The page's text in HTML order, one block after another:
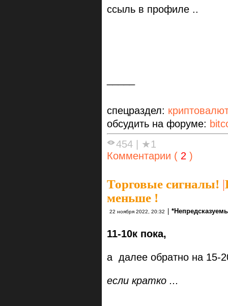
ссыль в профиле ..
спецраздел:
обсудить на форуме:
454 | ★1
Комментарии ( 2 )
Торговые сигналы! |
меньше !
22 ноября 2022, 20:32 |
11-10к пока,
а далее обратно на 15-
если кратко ...